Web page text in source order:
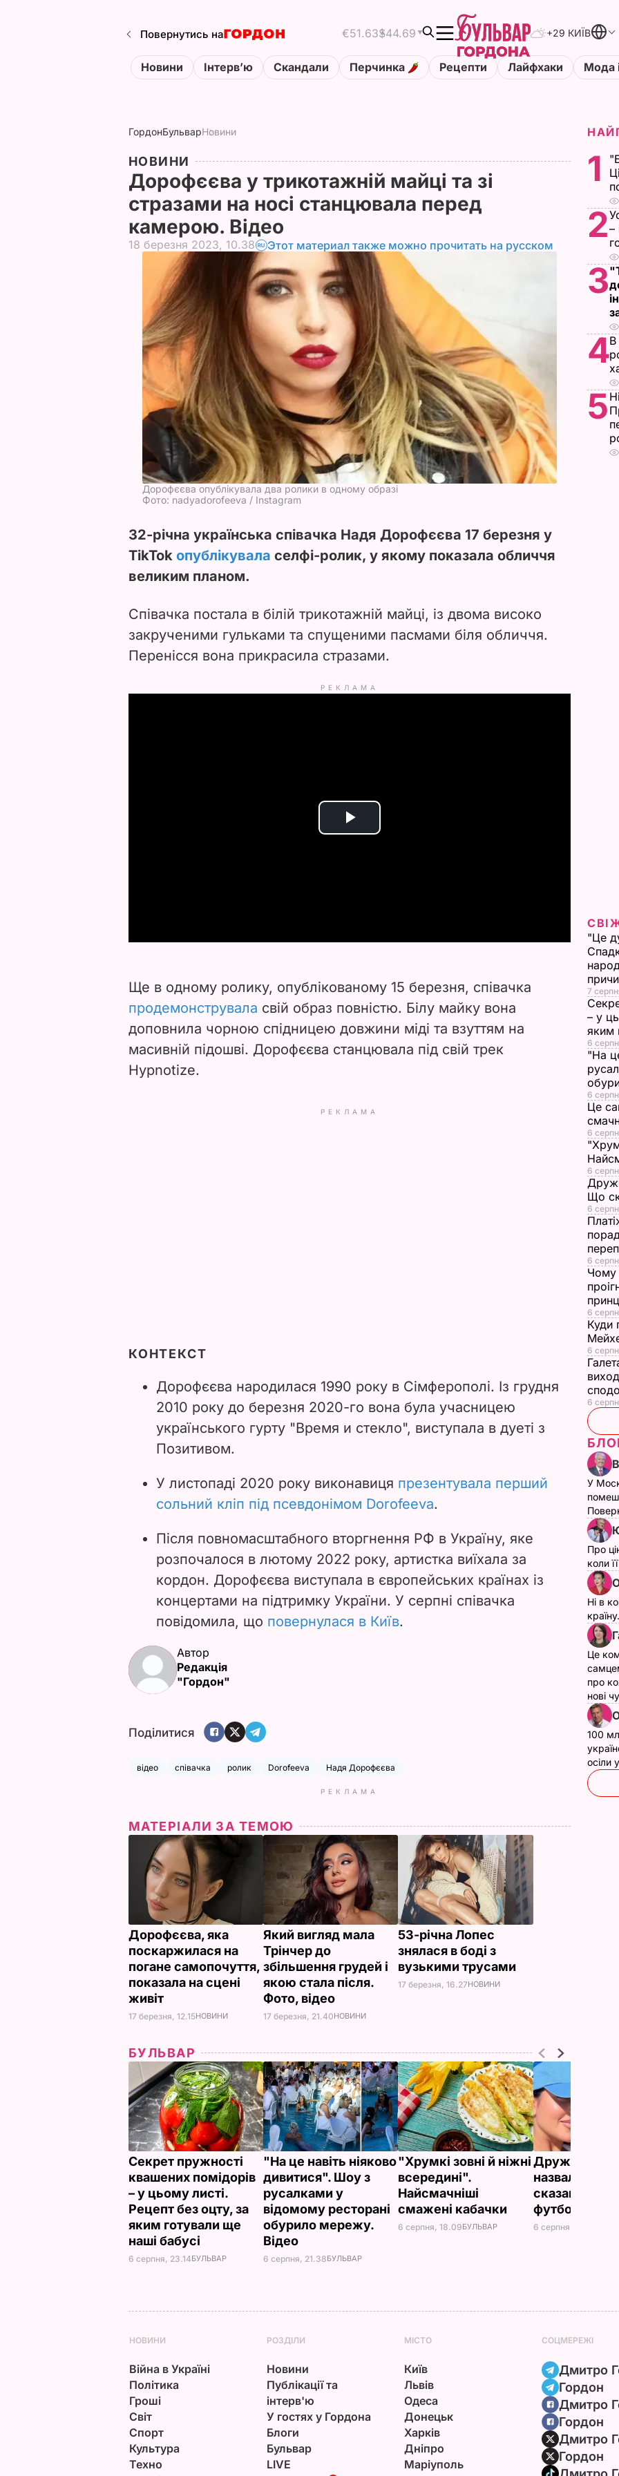
Повернутись на €51.63$44.69 +29 КИЇВ
Новини Інтервʼю Скандали Перчинка Рецепти Лайфхаки Мода
ГордонБульварНовини
НОВИНИ
Дорофєєва у трикотажній майці та зі
стразами на носі станцювала перед
камерою. Відео
18 березня 2023, 10.38 Этот материал также можно прочитать на русском
Дорофєєва опублікувала два ролики в одному образі
Фото: nadyadorofeeva / Instagram
32-річна українська співачка Надя Дорофєєва 17 березня у
TikTok опублікувала селфі-ролик, у якому показала обличчя
великим планом.
Співачка постала в білій трикотажній майці, із двома високо
закрученими гульками та спущеними пасмами біля обличчя.
Перенісся вона прикрасила стразами.
РЕКЛАМА
P
i
d
e
Ще в одному ролику, опублікованому 15 березня, співачка
продемонструвала свій образ повністю. Білу майку вона
доповнила чорною спідницею довжини міді та взуттям на
масивній підошві. Дорофєєва станцювала під свій трек
Hypnotize.
РЕКЛАМА
КОНТЕКСТ
Дорофєєва народилася 1990 року в Сімферополі. Із грудня
2010 року до березня 2020-го вона була учасницею
українського гурту "Время и стекло", виступала в дуеті з
Позитивом.
У листопаді 2020 року виконавиця презентувала перший
сольний кліп під псевдонімом Dorofeeva.
Після повномасштабного вторгнення РФ в Україну, яке
розпочалося в лютому 2022 року, артистка виїхала за
кордон. Дорофєєва виступала в європейських країнах із
концертами на підтримку України. У серпні співачка
повідомила, що повернулася в Київ.
Автор
Редакція
"Гордон"
Поділитися
відео співачка ролик Dorofeeva Надя Дорофєєва
РЕКЛАМА
МАТЕРІАЛИ ЗА ТЕМОЮ
Дорофєєва, яка
поскаржилася на
погане самопочуття,
показала на сцені
живіт
17 березня, 12.15НОВИНИ
Який вигляд мала
Трінчер до
збільшення грудей і
якою стала після.
Фото, відео
17 березня, 21.40НОВИНИ
53-річна Лопес
знялася в боді з
вузькими трусами
17 березня, 16.27НОВИНИ
БУЛЬВАР
Секрет пружності
квашених помідорів
– у цьому листі.
Рецепт без оцту, за
яким готували ще
наші бабусі
6 серпня, 23.14БУЛЬВАР
"На це навіть ніяково
дивитися". Шоу з
русалками у
відомому ресторані
обурило мережу.
Відео
6 серпня, 21.38БУЛЬВАР
"Хрумкі зовні й ніжні
всередині".
Найсмачніші
смажені кабачки
6 серпня, 18.09БУЛЬВАР
Дружину
назвали
сказав її
футболіст
6 серпня, 18.05
1
2–
3
4В
5
"Це
7
– у
яким
6
"На
6
Це
6
6
Що
6
6
Чому
6
Куди
6
6
У
Про
коли
Ні в
Це
про
нові
100
осіли
НОВИНИ
Війна в Україні
Політика
Гроші
Світ
Спорт
Культура
Техно
РОЗДІЛИ
Новини
Публікації та
інтерв'ю
У гостях у Гордона
Блоги
Бульвар
LIVE
МІСТО
Київ
Львів
Одеса
Донецьк
Харків
Дніпро
Маріуполь
СОЦМЕРЕЖІ
Дмитро
Гордон
Дмитро
Гордон
Дмитро
Гордон